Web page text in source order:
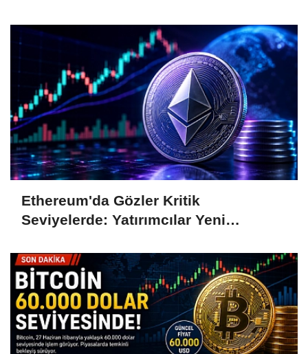
Ethereum'da Gözler Kritik
Seviyelerde: Yatırımcılar Yeni